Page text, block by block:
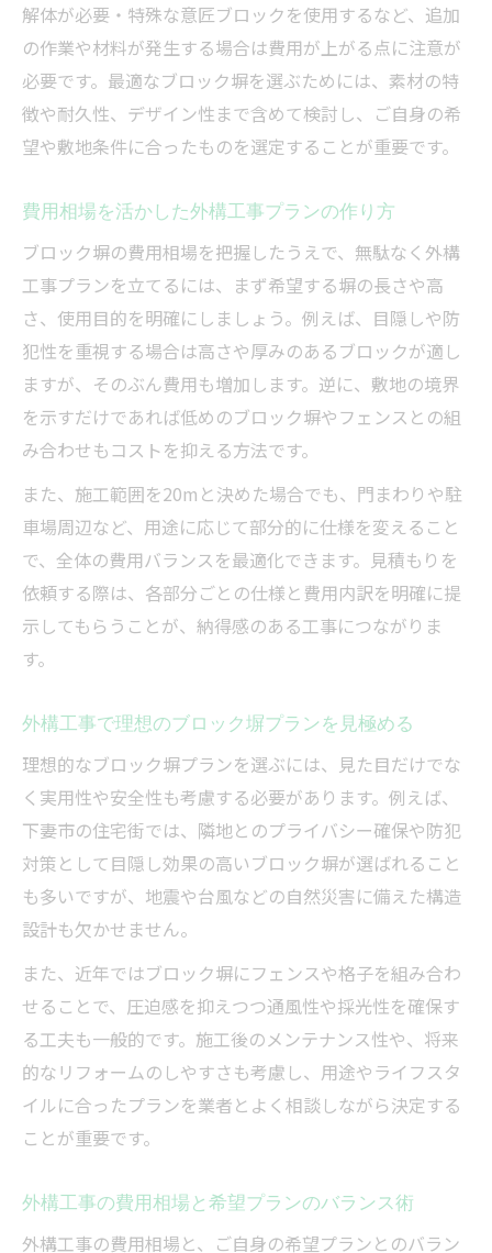
解体が必要・特殊な意匠ブロックを使用するなど、追加
の作業や材料が発生する場合は費用が上がる点に注意が
必要です。最適なブロック塀を選ぶためには、素材の特
徴や耐久性、デザイン性まで含めて検討し、ご自身の希
望や敷地条件に合ったものを選定することが重要です。
費用相場を活かした外構工事プランの作り方
ブロック塀の費用相場を把握したうえで、無駄なく外構
工事プランを立てるには、まず希望する塀の長さや高
さ、使用目的を明確にしましょう。例えば、目隠しや防
犯性を重視する場合は高さや厚みのあるブロックが適し
ますが、そのぶん費用も増加します。逆に、敷地の境界
を示すだけであれば低めのブロック塀やフェンスとの組
み合わせもコストを抑える方法です。
また、施工範囲を20mと決めた場合でも、門まわりや駐
車場周辺など、用途に応じて部分的に仕様を変えること
で、全体の費用バランスを最適化できます。見積もりを
依頼する際は、各部分ごとの仕様と費用内訳を明確に提
示してもらうことが、納得感のある工事につながりま
す。
外構工事で理想のブロック塀プランを見極める
理想的なブロック塀プランを選ぶには、見た目だけでな
く実用性や安全性も考慮する必要があります。例えば、
下妻市の住宅街では、隣地とのプライバシー確保や防犯
対策として目隠し効果の高いブロック塀が選ばれること
も多いですが、地震や台風などの自然災害に備えた構造
設計も欠かせません。
また、近年ではブロック塀にフェンスや格子を組み合わ
せることで、圧迫感を抑えつつ通風性や採光性を確保す
る工夫も一般的です。施工後のメンテナンス性や、将来
的なリフォームのしやすさも考慮し、用途やライフスタ
イルに合ったプランを業者とよく相談しながら決定する
ことが重要です。
外構工事の費用相場と希望プランのバランス術
外構工事の費用相場と、ご自身の希望プランとのバラン